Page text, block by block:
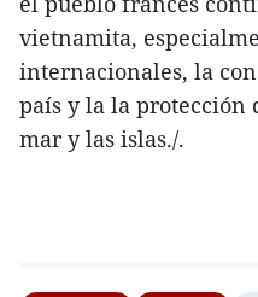
vietnamita,
internacionales, la
país y la la protección
mar y las islas./.